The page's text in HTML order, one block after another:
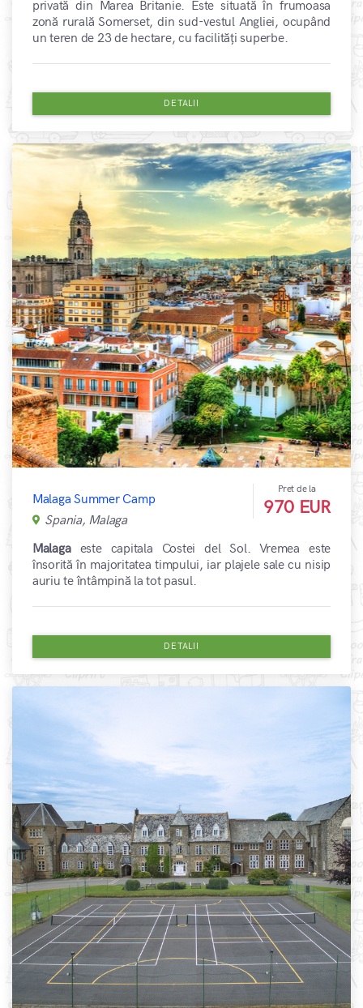
privată din Marea Britanie. Este situată în frumoasa
zonă rurală Somerset, din sud-vestul Angliei, ocupând
un teren de 23 de hectare, cu facilități superbe.
DETALII
Malaga Summer Camp
Spania, Malaga
Pret de la
970 EUR
Malagaeste capitala Costei del Sol. Vremea este
însorită în majoritatea timpului, iar plajele sale cu nisip
auriu te întâmpină la tot pasul.
DETALII